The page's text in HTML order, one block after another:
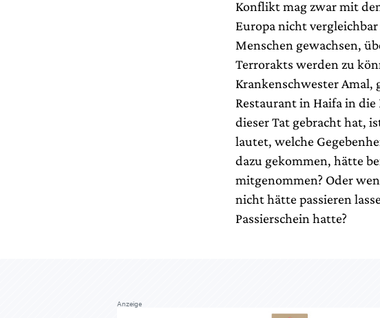
Konflikt mag zwar mit
Europa nicht
Menschen gewachsen,
Terrorakts werden zu
Krankenschwester Amal,
Restaurant in Haifa in
dieser Tat gebracht hat,
lautet, welche
dazu gekommen, hätte
mitgenommen? Oder
nicht hätte passieren
Passierschein hatte?
Anzeige